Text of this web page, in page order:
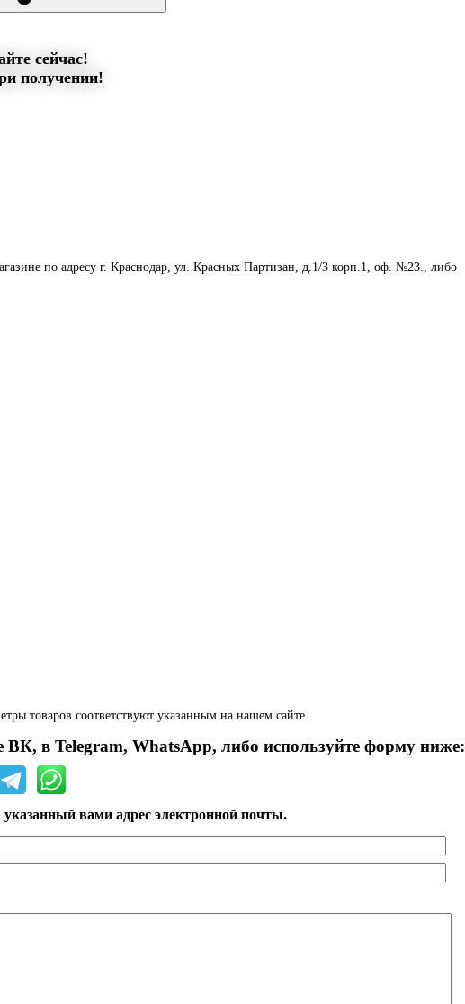
сейчас!
получении!
по адресу г. Краснодар, ул. Красных Партизан, д.1/3 корп.1, оф. №23., либо
товаров соответствуют указанным на нашем сайте.
в Telegram, WhatsApp, либо используйте форму ниже:
вами адрес электронной почты.